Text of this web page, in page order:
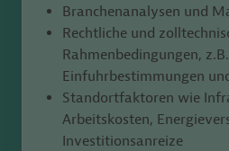
Branchenanalysen und
Rechtliche und
Rahmenbedingungen,
Einfuhrbestimmungen
Standortfaktoren wie
Arbeitskosten,
Investitionsanreize